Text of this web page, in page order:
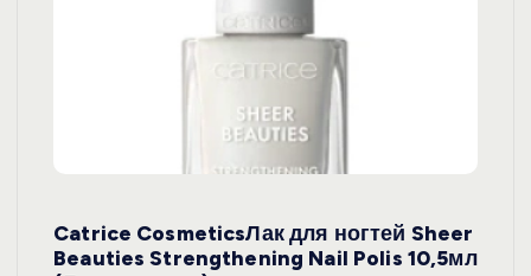
Catrice CosmeticsЛак для ногтей Sheer
Beauties Strengthening Nail Polis 10,5мл